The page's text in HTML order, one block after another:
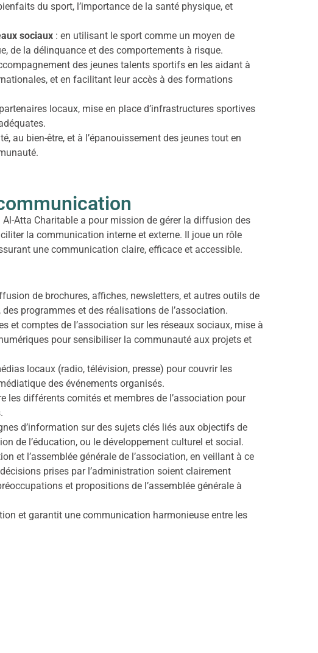
du sport, l’importance de la santé physique, et
sociaux : en utilisant le sport comme un moyen de
de la délinquance et des comportements à risque.
des jeunes talents sportifs en les aidant à
et en facilitant leur accès à des formations
locaux, mise en place d’infrastructures sportives
au bien-être, et à l’épanouissement des jeunes tout en
Atta Charitable a pour mission de gérer la diffusion des
la communication interne et externe. Il joue un rôle
une communication claire, efficace et accessible.
de brochures, affiches, newsletters, et autres outils de
programmes et des réalisations de l’association.
et comptes de l’association sur les réseaux sociaux, mise à
pour sensibiliser la communauté aux projets et
locaux (radio, télévision, presse) pour couvrir les
des événements organisés.
les différents comités et membres de l’association pour
d’information sur des sujets clés liés aux objectifs de
de l’éducation, ou le développement culturel et social.
et l’assemblée générale de l’association, en veillant à ce
prises par l’administration soient clairement
et propositions de l’assemblée générale à
et garantit une communication harmonieuse entre les